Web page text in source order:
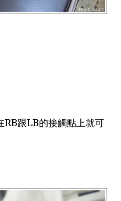
RB跟LB的接觸點上就可